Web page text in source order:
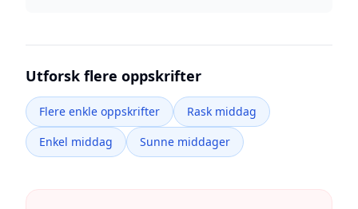
Utforsk flere oppskrifter
Flere enkle oppskrifter
Rask middag
Enkel middag
Sunne middager